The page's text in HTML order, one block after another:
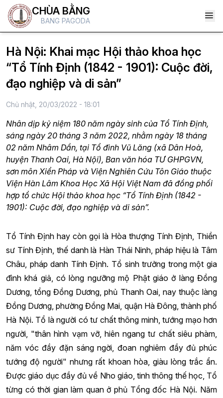
CHÙA BẰNG
BANG PAGODA
Hà Nội: Khai mạc Hội thảo khoa học
“Tổ Tính Định (1842 - 1901): Cuộc đời,
đạo nghiệp và di sản”
Chủ nhật, 20/03/2022 - 18:01
Nhân dịp kỷ niệm 180 năm ngày sinh của Tổ Tính Định,
sáng ngày 20 tháng 3 năm 2022, nhằm ngày 18 tháng
02 năm Nhâm Dần, tại Tổ đình Vũ Lăng (xã Dân Hoà,
huyện Thanh Oai, Hà Nội), Ban văn hóa TƯ GHPGVN,
sơn môn Xiển Pháp và Viện Nghiên Cứu Tôn Giáo thuộc
Viện Hàn Lâm Khoa Học Xã Hội Việt Nam đã đồng phối
hợp tổ chức Hội thảo khoa học “Tổ Tính Định (1842 -
1901): Cuộc đời, đạo nghiệp và di sản”.
Tổ Tính Định hay còn gọi là Hòa thượng Tính Định, Thiền
sư Tính Định, thế danh là Hàn Thái Ninh, pháp hiệu là Tâm
Châu, pháp danh Tính Định. Tổ sinh trưởng trong một gia
đình khá giả, có lòng ngưỡng mộ Phật giáo ở làng Đồng
Dương, tổng Đồng Dương, phủ Thanh Oai, nay thuộc làng
Đồng Dương, phường Đồng Mai, quận Hà Đông, thành phố
Hà Nội. Tổ là người có tư chất thông minh, tướng mạo hơn
người, "thân hình vạm vỡ, hiên ngang tư chất siêu phàm,
năm vóc đầy đặn sáng ngời, đoan nghiêm đầy đủ phúc
tướng độ người" nhưng rất khoan hòa, giàu lòng trắc ẩn.
Được giáo dục đầy đủ về Nho giáo, tinh thông thế học, Tổ
từng có thời gian làm quan ở phủ Tổng đốc Hà Nội. Năm